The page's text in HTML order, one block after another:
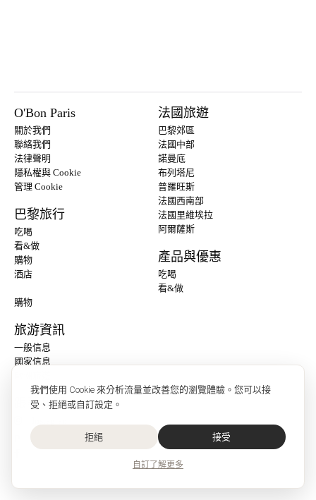
我們使用 Cookie 來分析流量並改善您的瀏覽體驗。您可以接
受、拒絕或自訂設定。
拒絕 接受
自訂 了解更多
O'Bon Paris
關於我們
聯絡我們
法律聲明
隱私權與 Cookie
管理 Cookie
巴黎旅行
吃喝
看&做
購物
酒店
法國旅遊
巴黎郊區
法國中部
諾曼底
布列塔尼
普羅旺斯
法國西南部
法國里維埃拉
阿爾薩斯
產品與優惠
吃喝
看&做
購物
旅游資訊
一般信息
國家信息
跟著我們 :